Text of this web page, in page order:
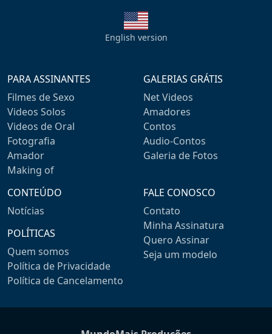
English version
PARA ASSINANTES
Filmes de Sexo
Videos Solos
Videos de Oral
Fotografia
Amador
Making of
GALERIAS GRÁTIS
Net Videos
Amadores
Contos
Audio-Contos
Galeria de Fotos
CONTEÚDO
Notícias
POLÍTICAS
Quem somos
Política de Privacidade
Política de Cancelamento
FALE CONOSCO
Contato
Minha Assinatura
Quero Assinar
Seja um modelo